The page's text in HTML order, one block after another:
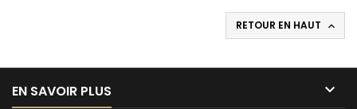
RETOUR EN HAUT 
EN SAVOIR PLUS 